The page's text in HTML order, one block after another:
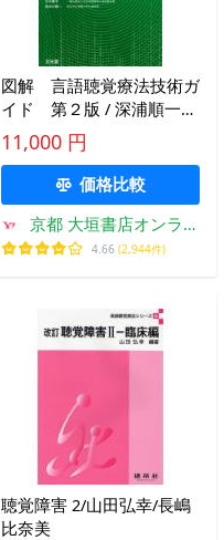
図解 言語聴覚療法技術ガ
イド 第２版 / 深浦順一
編集主幹
11,000 円
価格比較
京都 大垣書店オンライ
ン
4.66 (2,944件)
聴覚障害 2/山田弘幸/長嶋
比奈美